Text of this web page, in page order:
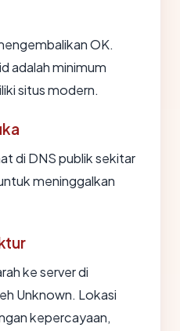
OK.
adalah minimum
situs modern.
di DNS publik sekitar
meninggalkan
ke server di
Unknown. Lokasi
kepercayaan,